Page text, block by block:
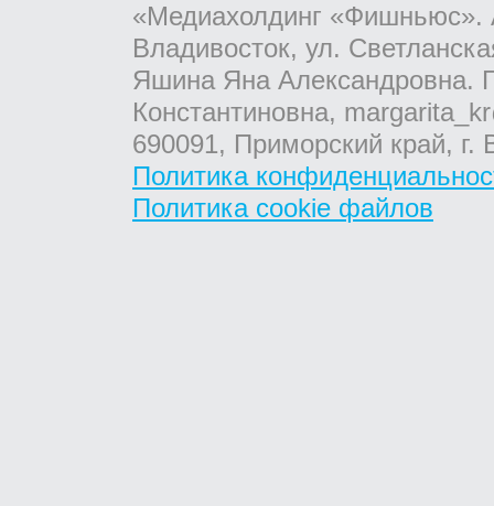
«Медиахолдинг «Фишньюс».
Владивосток, ул.
Яшина Яна Александровна.
Константиновна,
690091, Приморский край,
Политика
Политика cookie файлов